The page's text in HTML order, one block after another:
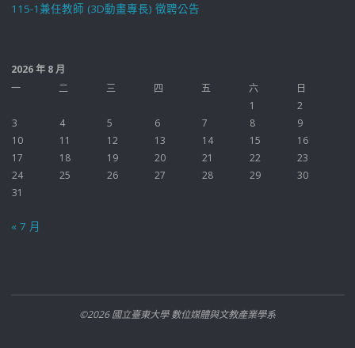
115-1兼任教師 (3D動畫專長) 徵聘公告
2026 年 8 月
一
二 三 四 五 六
日
1
2
3
4 5 6 7 8
9
10
11 12 13 14 15
16
17
18 19 20 21 22
23
24
25 26 27 28 29
30
31
« 7 月
©2026 國立臺東大學 數位媒體與文教產業學系